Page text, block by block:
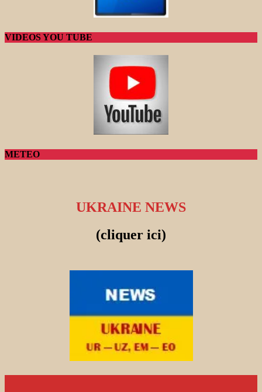
VIDEOS YOU TUBE
METEO
UKRAINE NEWS
(cliquer ici)